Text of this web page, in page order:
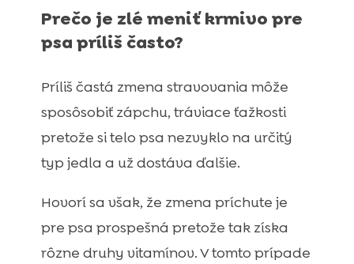
Prečo je zlé meniť krmivo pre
psa príliš často?
Príliš častá zmena stravovania môže
sposôsobiť zápchu, tráviace ťažkosti
pretože si telo psa nezvyklo na určitý
typ jedla a už dostáva ďalšie.
Hovorí sa však, že zmena príchute je
pre psa prospešná pretože tak získa
rôzne druhy vitamínov. V tomto prípade